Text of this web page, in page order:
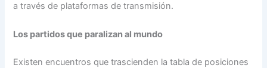
a través de plataformas de transmisión.
Los partidos que paralizan al mundo
Existen encuentros que trascienden la tabla de posiciones